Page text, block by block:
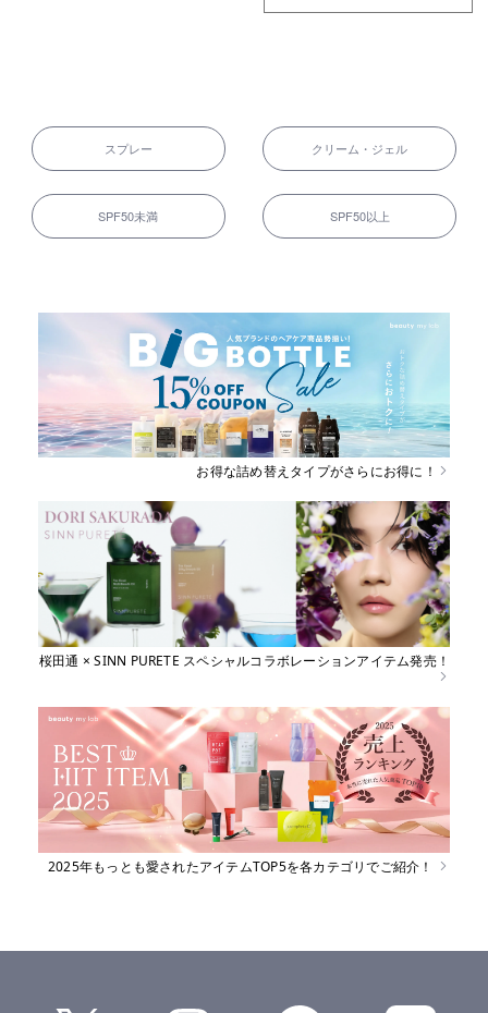
スプレー クリーム・ジェル
SPF50未満 SPF50以上
お得な詰め替えタイプがさらにお得に！
桜田通 × SINN PURETE スペシャルコラボレーションアイテム発売！
2025年もっとも愛されたアイテムTOP5を各カテゴリでご紹介！